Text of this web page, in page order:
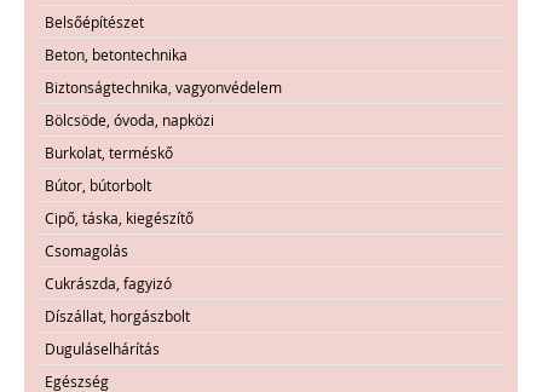
Belsőépítészet
Beton, betontechnika
Biztonságtechnika, vagyonvédelem
Bölcsöde, óvoda, napközi
Burkolat, terméskő
Bútor, bútorbolt
Cipő, táska, kiegészítő
Csomagolás
Cukrászda, fagyizó
Díszállat, horgászbolt
Duguláselhárítás
Egészség